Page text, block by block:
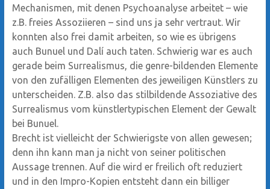
Mechanismen, mit denen Psychoanalyse arbeitet – wie
z.B. freies Assoziieren – sind uns ja sehr vertraut. Wir
konnten also frei damit arbeiten, so wie es übrigens
auch Bunuel und Dalí auch taten. Schwierig war es auch
gerade beim Surrealismus, die genre-bildenden Elemente
von den zufälligen Elementen des jeweiligen Künstlers zu
unterscheiden. Z.B. also das stilbildende Assoziative des
Surrealismus vom künstlertypischen Element der Gewalt
bei Bunuel.
Brecht ist vielleicht der Schwierigste von allen gewesen;
denn ihn kann man ja nicht von seiner politischen
Aussage trennen. Auf die wird er freilich oft reduziert
und in den Impro-Kopien entsteht dann ein billiger